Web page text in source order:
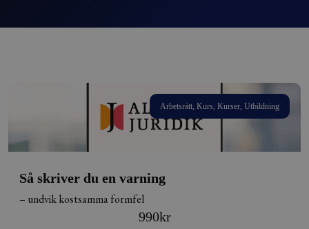
Arbetsrätt, Kurs, Kurser, Utbildning
Så skriver du en varning
– undvik kostsamma formfel
990kr